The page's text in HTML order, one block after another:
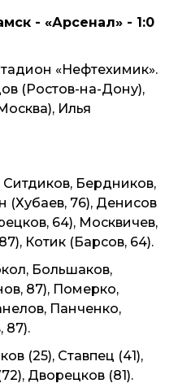
- «Арсенал» - 1:0
«Нефтехимик».
(Ростов-на-Дону),
Илья
Ситдиков, Бердников,
(Хубаев, 76), Денисов
64), Москвичев,
Котик (Барсов, 64).
Большаков,
87), Померко,
Панченко,
87).
(25), Ставпец (41),
Дворецков (81).